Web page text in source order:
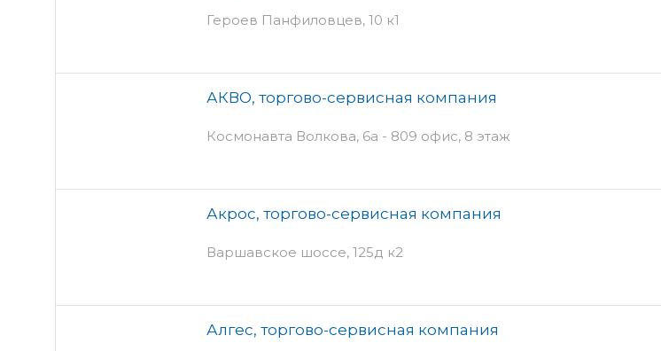
Героев Панфиловцев, 10 к1
АКВО, торгово-сервисная компания
Космонавта Волкова, 6а - 809 офис, 8 этаж
Акрос, торгово-сервисная компания
Варшавское шоссе, 125д к2
Алгес, торгово-сервисная компания